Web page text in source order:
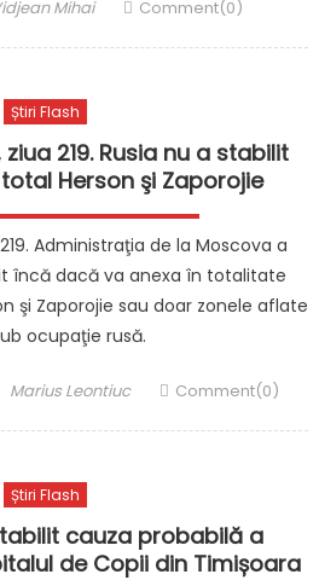
Mihai Comment(0)
Știri Flash
219. Rusia nu a stabilit
Herson şi Zaporojie
Administraţia de la Moscova a
încă dacă va anexa în totalitate
şi Zaporojie sau doar zonele aflate
ocupaţie rusă.
Author
Marius Leontiuc Comment(0)
Știri Flash
cauza probabilă a
de Copii din Timișoara